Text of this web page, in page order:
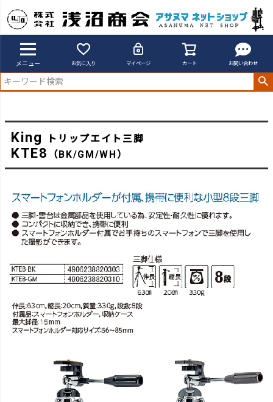
メニュー お気に入り マイページ カート お問い合わせ
アサヌマネットショップ
King トリップエイト三脚
KTE8 （BK/GM/WH）